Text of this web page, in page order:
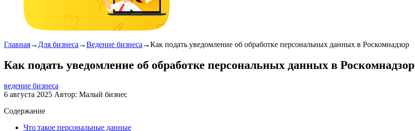
Главная→ Для бизнеса →Ведение бизнеса →Как подать уведомление об обработке персональных данных в Роскомнадзор
Как подать уведомление об обработке персональных данных в Роскомнадзор
ведение бизнеса
6 августа 2025 Автор: Малый бизнес
Содержание
Что такое персональные данные